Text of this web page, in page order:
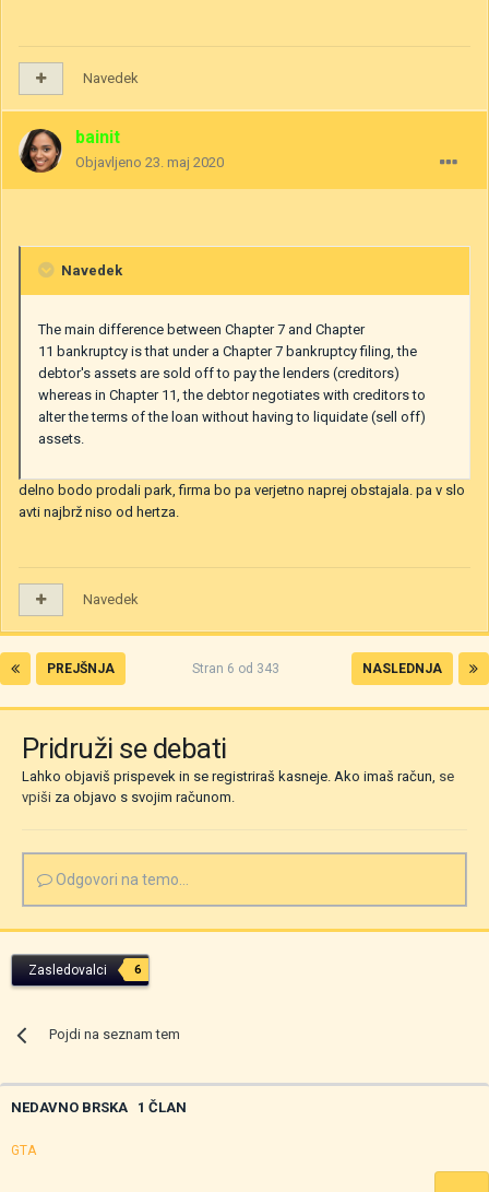
Navedek
bainit
Objavljeno 23. maj 2020
Navedek
The main difference between Chapter 7 and Chapter
11 bankruptcy is that under a Chapter 7 bankruptcy filing, the
debtor's assets are sold off to pay the lenders (creditors)
whereas in Chapter 11, the debtor negotiates with creditors to
alter the terms of the loan without having to liquidate (sell off)
assets.
delno bodo prodali park, firma bo pa verjetno naprej obstajala. pa v slo
avti najbrž niso od hertza.
Navedek
PREJŠNJA NASLEDNJA
Stran 6 od 343
Pridruži se debati
Lahko objaviš prispevek in se registriraš kasneje. Ako imaš račun, se
vpiši za objavo s svojim računom.
Odgovori na temo...
Zasledovalci 6
Pojdi na seznam tem
NEDAVNO BRSKA 1 ČLAN
GTA